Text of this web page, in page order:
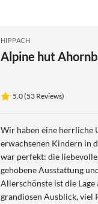
HIPPACH
Alpine hut
5.0 (53 Reviews)
Wir haben eine herrliche
erwachsenen Kindern in
war perfekt: die
gehobene Ausstattung
Allerschönste ist die
grandiosen Ausblick, viel